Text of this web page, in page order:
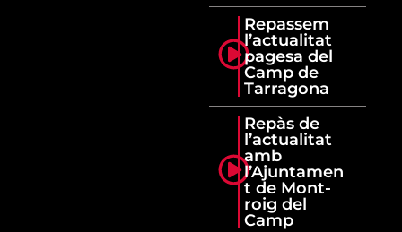
Repassem
l’actualitat
pagesa del
Camp de
Tarragona
Repàs de
l’actualitat
amb
l’Ajuntamen
t de Mont-
roig del
Camp